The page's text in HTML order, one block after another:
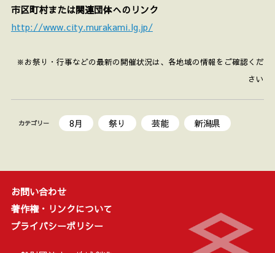
市区町村または関連団体へのリンク
http://www.city.murakami.lg.jp/
※お祭り・行事などの最新の開催状況は、各地域の情報をご確認くだ
さい
カテゴリー 8月 祭り 芸能 新潟県
お問い合わせ
著作権・リンクについて
プライバシーポリシー